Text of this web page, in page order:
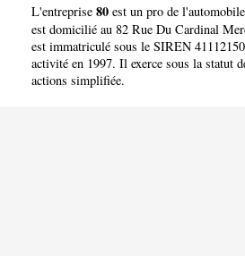
L'entreprise 80 est un pro de
est domicilié au 82 Rue Du Cardinal
est immatriculé sous le SIREN
activité en 1997. Il exerce sous la statut
actions simplifiée.